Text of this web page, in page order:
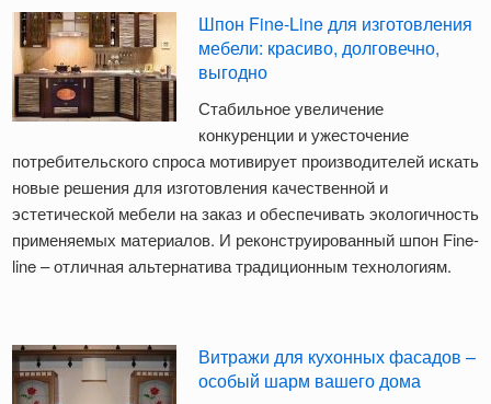
Шпон Fine-Line для изготовления
мебели: красиво, долговечно,
выгодно
Стабильное увеличение
конкуренции и ужесточение
потребительского спроса мотивирует производителей искать
новые решения для изготовления качественной и
эстетической мебели на заказ и обеспечивать экологичность
применяемых материалов. И реконструированный шпон Fine-
line – отличная альтернатива традиционным технологиям.
Витражи для кухонных фасадов –
особый шарм вашего дома